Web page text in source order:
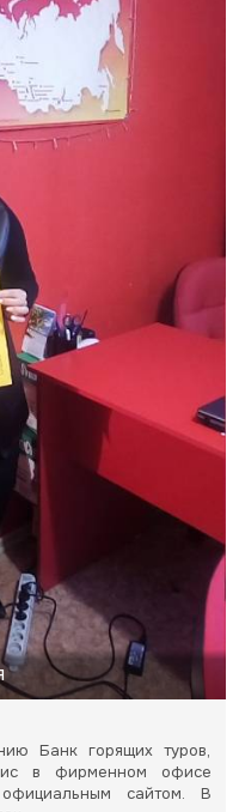
Банк горящих туров,
в фирменном офисе
сайтом. В